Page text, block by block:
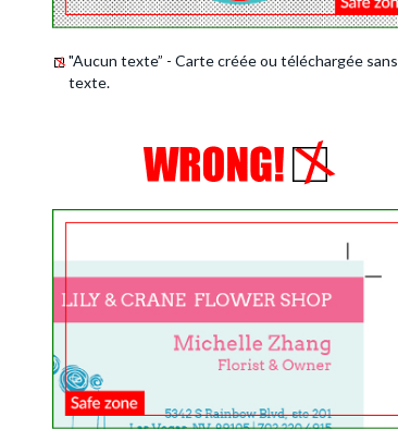
"Aucun texte” - Carte créée ou téléchargée sans
texte.